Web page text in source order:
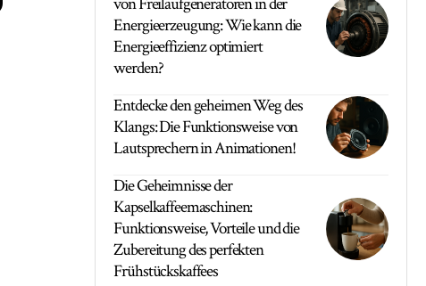
Energieerzeugung: Wie kann die
Energieeffizienz optimiert
werden?
Entdecke den geheimen Weg des
Klangs: Die Funktionsweise von
Lautsprechern in Animationen!
Die Geheimnisse der
Kapselkaffeemaschinen:
Funktionsweise, Vorteile und die
Zubereitung des perfekten
Frühstückskaffees